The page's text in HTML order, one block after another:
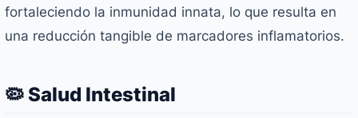
fortaleciendo la inmunidad innata, lo que resulta en
una reducción tangible de marcadores inflamatorios.
🦠 Salud Intestinal